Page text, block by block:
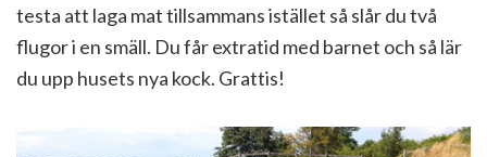
testa att laga mat tillsammans istället så slår du två
flugor i en smäll. Du får extratid med barnet och så lär
du upp husets nya kock. Grattis!